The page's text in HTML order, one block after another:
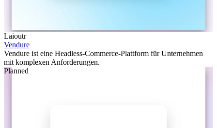
Laioutr
Vendure
Vendure ist eine Headless-Commerce-Plattform für Unternehmen
mit komplexen Anforderungen.
Planned